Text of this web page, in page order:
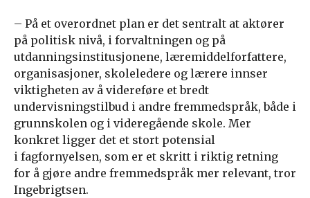
– På et overordnet plan er det sentralt at aktører
på politisk nivå, i forvaltningen og på
utdanningsinstitusjonene, læremiddelforfattere,
organisasjoner, skoleledere og lærere innser
viktigheten av å videreføre et bredt
undervisningstilbud i andre fremmedspråk, både i
grunnskolen og i videregående skole. Mer
konkret ligger det et stort potensial
i fagfornyelsen, som er et skritt i riktig retning
for å gjøre andre fremmedspråk mer relevant, tror
Ingebrigtsen.